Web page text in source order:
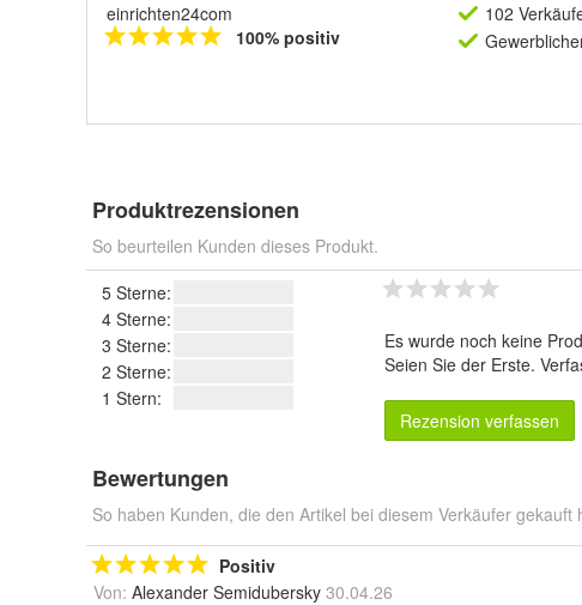
einrichten24com
100% positiv
102
Gewerblich
Produktrezensionen
So beurteilen Kunden dieses Produkt.
5 Sterne:
4 Sterne:
3 Sterne:
2 Sterne:
1 Stern:
Es wurde noch keine
Seien Sie der Erste.
Rezension verfassen
Bewertungen
So haben Kunden, die den Artikel bei diesem Verkäufer gekauft
Positiv
Von: Alexander Semidubersky 30.04.26